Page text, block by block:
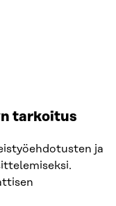
tarkoitus
ja